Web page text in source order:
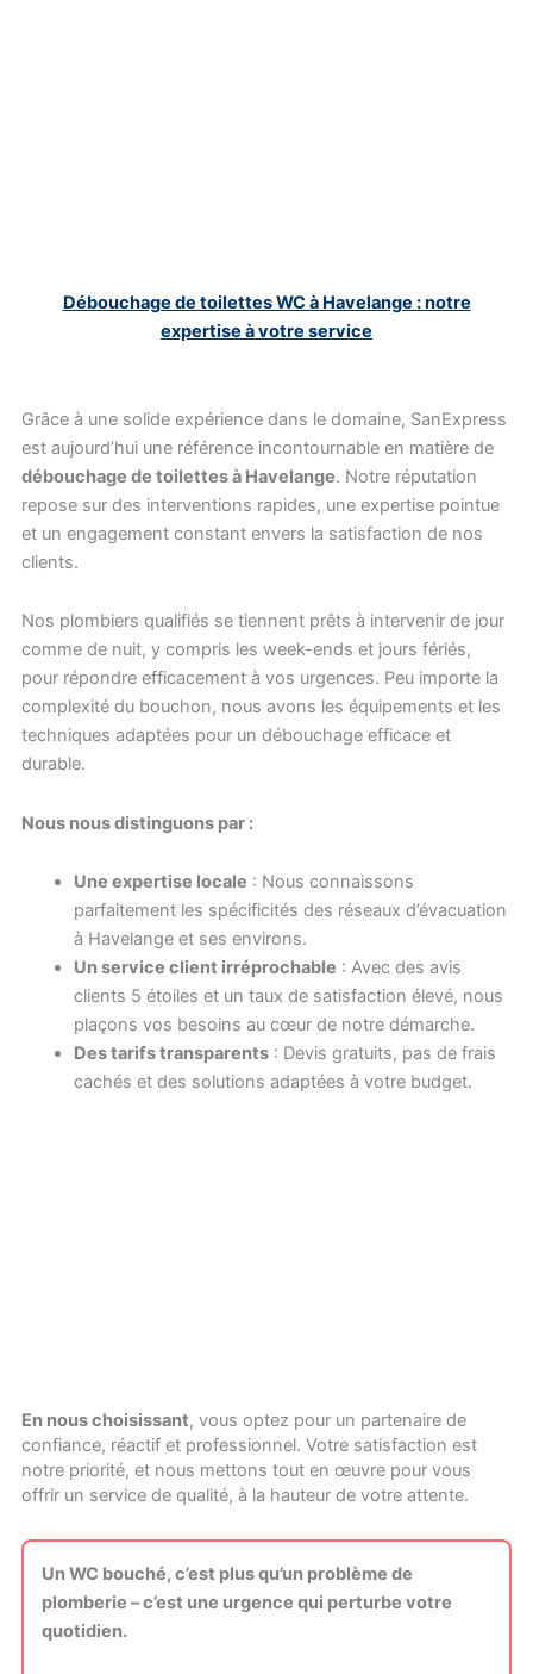
Débouchage de toilettes WC à Havelange : notre
expertise à votre service
Grâce à une solide expérience dans le domaine, SanExpress
est aujourd’hui une référence incontournable en matière de
débouchage de toilettes à Havelange. Notre réputation
repose sur des interventions rapides, une expertise pointue
et un engagement constant envers la satisfaction de nos
clients.
Nos plombiers qualifiés se tiennent prêts à intervenir de jour
comme de nuit, y compris les week-ends et jours fériés,
pour répondre efficacement à vos urgences. Peu importe la
complexité du bouchon, nous avons les équipements et les
techniques adaptées pour un débouchage efficace et
durable.
Nous nous distinguons par :
Une expertise locale : Nous connaissons
parfaitement les spécificités des réseaux d’évacuation
à Havelange et ses environs.
Un service client irréprochable : Avec des avis
clients 5 étoiles et un taux de satisfaction élevé, nous
plaçons vos besoins au cœur de notre démarche.
Des tarifs transparents: Devis gratuits, pas de frais
cachés et des solutions adaptées à votre budget.
En nous choisissant, vous optez pour un partenaire de
confiance, réactif et professionnel. Votre satisfaction est
notre priorité, et nous mettons tout en œuvre pour vous
offrir un service de qualité, à la hauteur de votre attente.
Un WC bouché, c’est plus qu’un problème de
plomberie – c’est une urgence qui perturbe votre
quotidien.